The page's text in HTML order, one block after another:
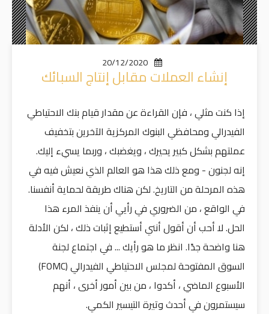
إنشاء العملات مقابل إنتاج السبائك
إذا كنت مثلي ، فإن القراءة عن مقدار قيام بنك الاحتياطي
الفيدرالي ومحافظي البنوك المركزية الآخرين بتخفيف
عملتهم بشكل كبير يحيرك ، ويغضبك ، وربما يسيء إليك.
إنه لجنون - ومع ذلك هذا هو العالم الذي نعيش فيه في
هذه المرحلة من التاريخ. لكن هناك طريقة لحماية أنفسنا.
في الواقع ، من الضروري في رأيي أن ينفذ المرء هذا
الحل. لا أحب أن أقول أنني أستطيع إثبات ذلك ، لكن الأدلة
هنا واضحة جدًا. انظر ما هو رأيك ... في اجتماع لجنة
السوق المفتوحة لمجلس الاحتياطي الفيدرالي (FOMC)
الأسبوع الماضي ، أكدوا ، من بين أمور أخرى ، أنهم
سيستمرون في أحدث وتيرة التيسير الكمي.